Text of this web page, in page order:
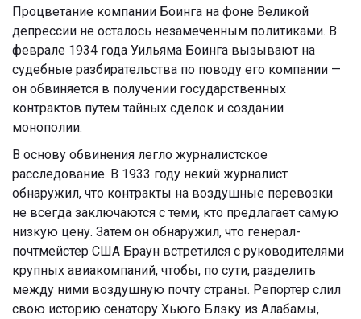
Процветание компании Боинга на фоне Великой
депрессии не осталось незамеченным политиками. В
феврале 1934 года Уильяма Боинга вызывают на
судебные разбирательства по поводу его компании —
он обвиняется в получении государственных
контрактов путем тайных сделок и создании
монополии.
В основу обвинения легло журналистское
расследование. В 1933 году некий журналист
обнаружил, что контракты на воздушные перевозки
не всегда заключаются с теми, кто предлагает самую
низкую цену. Затем он обнаружил, что генерал-
почтмейстер США Браун встретился с руководителями
крупных авиакомпаний, чтобы, по сути, разделить
между ними воздушную почту страны. Репортер слил
свою историю сенатору Хьюго Блэку из Алабамы,